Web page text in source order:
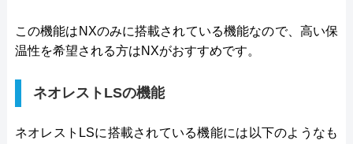
この機能はNXのみに搭載されている機能なので、高い保
温性を希望される方はNXがおすすめです。
ネオレストLSの機能
ネオレストLSに搭載されている機能には以下のようなも